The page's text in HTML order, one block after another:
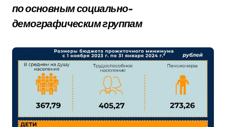
по основным социально-
демографическим группам